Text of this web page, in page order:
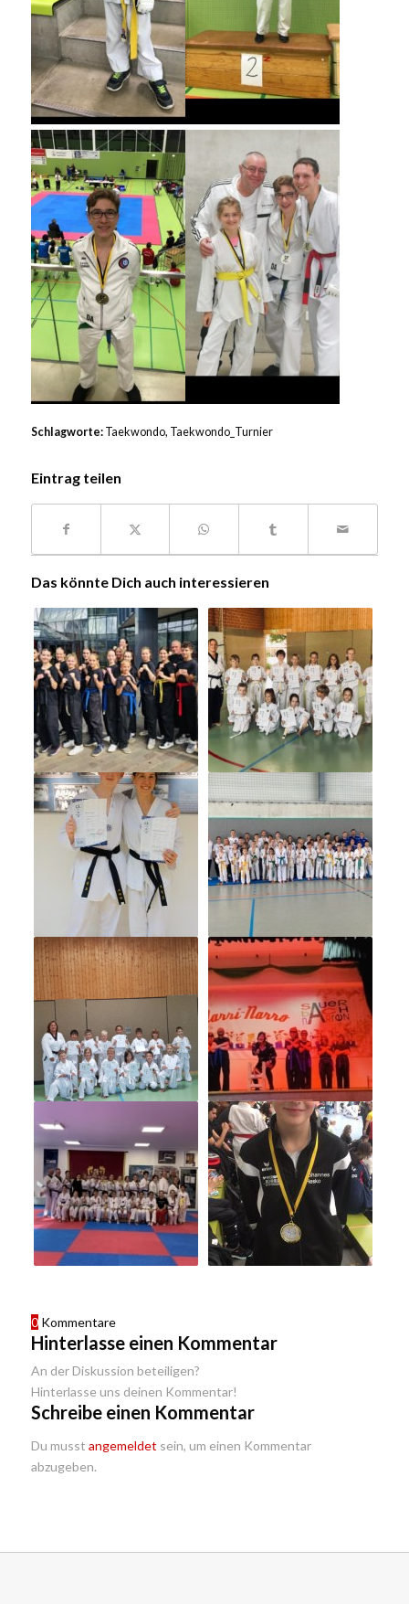
Schlagworte: Taekwondo, Taekwondo_Turnier
Eintrag teilen
Das könnte Dich auch interessieren
0 Kommentare
Hinterlasse einen Kommentar
An der Diskussion beteiligen?
Hinterlasse uns deinen Kommentar!
Schreibe einen Kommentar
Du musst angemeldet sein, um einen Kommentar
abzugeben.